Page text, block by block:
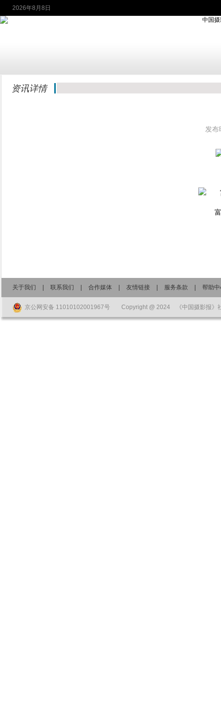
2026年8月8日
资讯详情
发布
关于我们 联系我们 合作媒体 友情链接 服务条款 帮助
京公网安备 11010102001967号 Copyright @ 2024 《中国摄影报